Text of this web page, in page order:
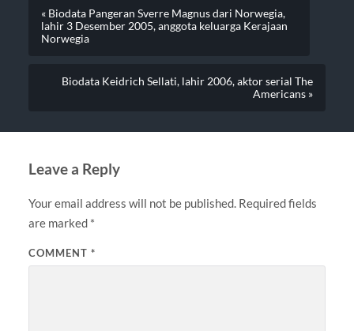
« Biodata Pangeran Sverre Magnus dari Norwegia,
lahir 3 Desember 2005, anggota keluarga Kerajaan
Norwegia
Biodata Keidrich Sellati, lahir 2006, aktor serial The
Americans »
Leave a Reply
Your email address will not be published. Required fields
are marked *
COMMENT *